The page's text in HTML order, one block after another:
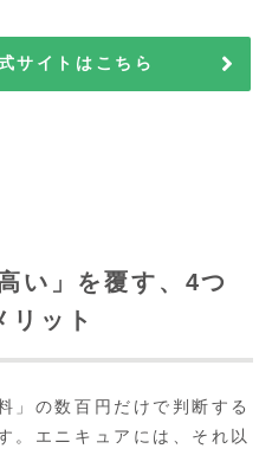
サイトはこちら
い」を覆す、4つ
リット
」の数百円だけで判断する
。エニキュアには、それ以